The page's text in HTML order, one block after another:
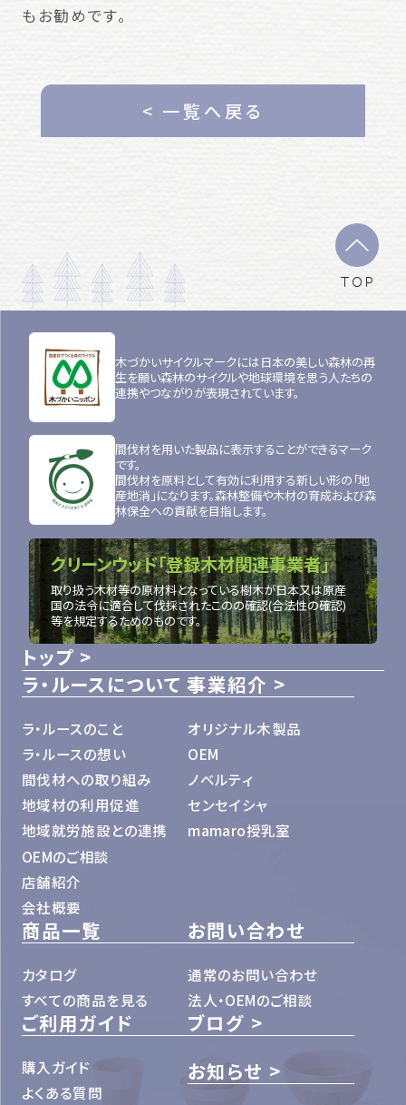
もお勧めです。
< 一覧へ戻る
TOP
トップ
ラ・ルースについて
ラ・ルースのこと
ラ・ルースの想い
間伐材への取り組み
地域材の利用促進
地域就労施設との連携
OEMのご相談
店舗紹介
会社概要
事業紹介
オリジナル木製品
OEM
ノベルティ
センセイシャ
mamaro授乳室
商品一覧
カタログ
すべての商品を見る
お問い合わせ
通常のお問い合わせ
法人・OEMのご相談
ご利用ガイド
購入ガイド
よくある質問
ブログ
お知らせ
木づかいサイクルマークには日本の美しい森林の再
生を願い森林のサイクルや地球環境を思う人たちの
連携やつながりが表現されています。
間伐材を用いた製品に表示することができるマーク
です。
間伐材を原料として有効に利用する新しい形の「地
産地消」になります。森林整備や木材の育成および森
林保全への貢献を目指します。
クリーンウッド「登録木材関連事業者」
取り扱う木材等の原材料となっている樹木が日本又は原産
国の法令に適合して伐採されたこのの確認(合法性の確認)
等を規定するためのものです。